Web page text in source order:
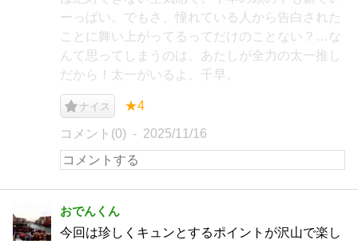
ーっぱい。でもさ、憧れている人から告白された
ことに舞い上がってるってだけのことない？…な
んて思ってしまうのは、あたしが全力の太一推し
だから！太一がいるよ、千早。
ナイス ★4
コメント(0) 2025/11/16
おでんくん
今回は珍しくキュンとするポイントが沢山で楽し